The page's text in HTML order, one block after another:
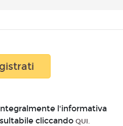
l'informativa
cliccando QUI.